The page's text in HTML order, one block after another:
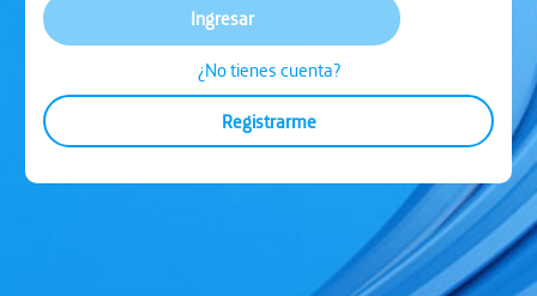
Ingresar
¿No tienes cuenta?
Registrarme